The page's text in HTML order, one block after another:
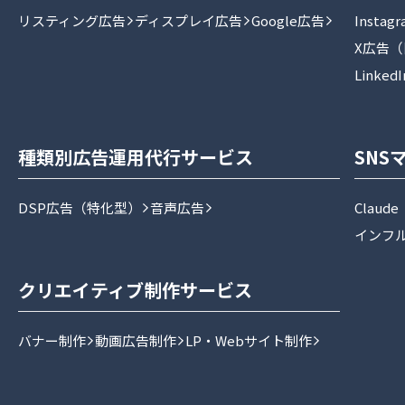
リスティング広告 ディスプレイ広告 Google広告
X広告
種類別広告運用代行サービス
DSP広告（特化型） 音声広告
SNS
Claude
インフ
クリエイティブ制作サービス
バナー制作 動画広告制作 LP・Webサイト制作